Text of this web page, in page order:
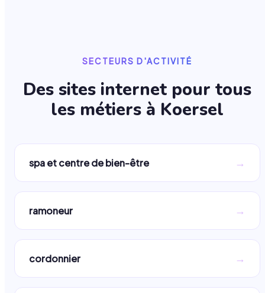
SECTEURS D'ACTIVITÉ
Des sites internet pour tous
les métiers à Koersel
spa et centre de bien-être →
ramoneur →
cordonnier →